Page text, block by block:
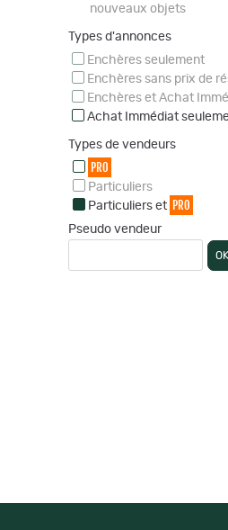
nouveaux objets
Types d'annonces
Enchères seulement
Enchères sans prix de
Enchères et Achat
Achat Immédiat
Types de vendeurs
PRO
Particuliers
Particuliers et PRO
Pseudo vendeur
OK